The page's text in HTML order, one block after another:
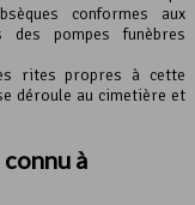
conformes aux
pompes funèbres
rites propres à cette
déroule au cimetière et
à